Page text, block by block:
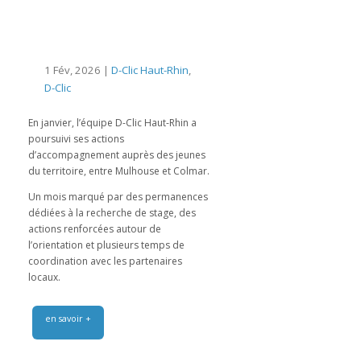
1 Fév, 2026 | D-Clic Haut-Rhin,
D-Clic
En janvier, l’équipe D-Clic Haut-Rhin a
poursuivi ses actions
d’accompagnement auprès des jeunes
du territoire, entre Mulhouse et Colmar.
Un mois marqué par des permanences
dédiées à la recherche de stage, des
actions renforcées autour de
l’orientation et plusieurs temps de
coordination avec les partenaires
locaux.
en savoir +